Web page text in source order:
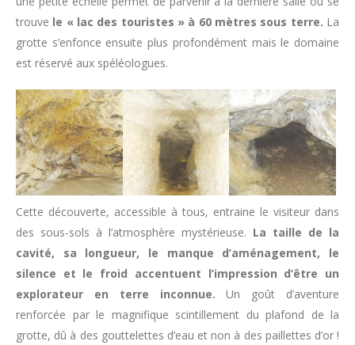
trouve le « lac des touristes » à 60 mètres sous terre. La
grotte s’enfonce ensuite plus profondément mais le domaine
est réservé aux spéléologues.
Cette découverte, accessible à tous, entraine le visiteur dans
des sous-sols à l’atmosphère mystérieuse. La taille de la
cavité, sa longueur, le manque d’aménagement, le
silence et le froid accentuent l’impression d’être un
explorateur en terre inconnue. Un goût d’aventure
renforcée par le magnifique scintillement du plafond de la
grotte, dû à des gouttelettes d’eau et non à des paillettes d’or !